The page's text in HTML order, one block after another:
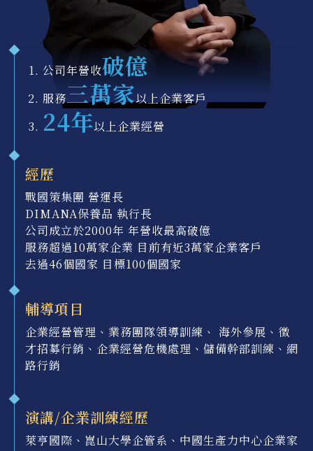
公司年營收破億
服務三萬家以上企業客戶
24年以上企業經營
經歷
戰國策集團 營運長
DIMANA保養品 執行長
公司成立於2000年 年營收最高破億
服務超過10萬家企業 目前有近3萬家企業客戶
去過46個國家 目標100個國家
輔導項目
企業經營管理、業務團隊領導訓練、 海外參展、徵
才招募行銷、企業經營危機處理、儲備幹部訓練、網
路行銷
演講/企業訓練經歷
萊亨國際、崑山大學企管系、中國生產力中心企業家